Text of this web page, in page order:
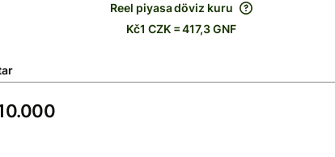
Reel piyasa döviz kuru
Kč1 CZK = 417,3 GNF